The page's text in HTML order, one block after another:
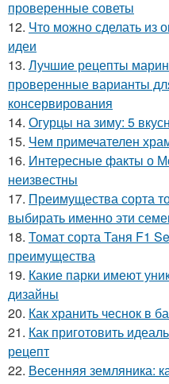
проверенные советы
12. Что можно сделать из
идеи
13. Лучшие рецепты
проверенные варианты
консервирования
14. Огурцы на зиму: 5
15. Чем примечателен
16. Интересные факты о
неизвестны
17. Преимущества сорта
выбирать именно эти
18. Томат сорта Таня F1
преимущества
19. Какие парки имеют
дизайны
20. Как хранить чеснок в
21. Как приготовить
рецепт
22. Весенняя земляника: